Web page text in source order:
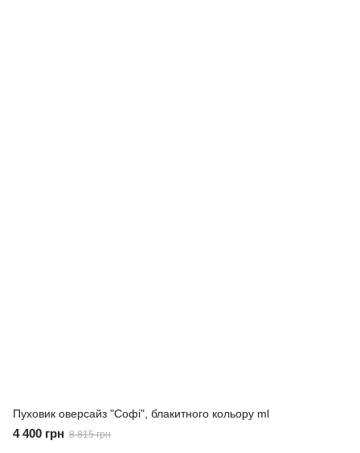
Пуховик оверсайз "Софі", блакитного кольору ml
4 400 грн 8 815 грн